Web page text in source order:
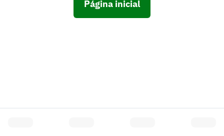
Página inicial